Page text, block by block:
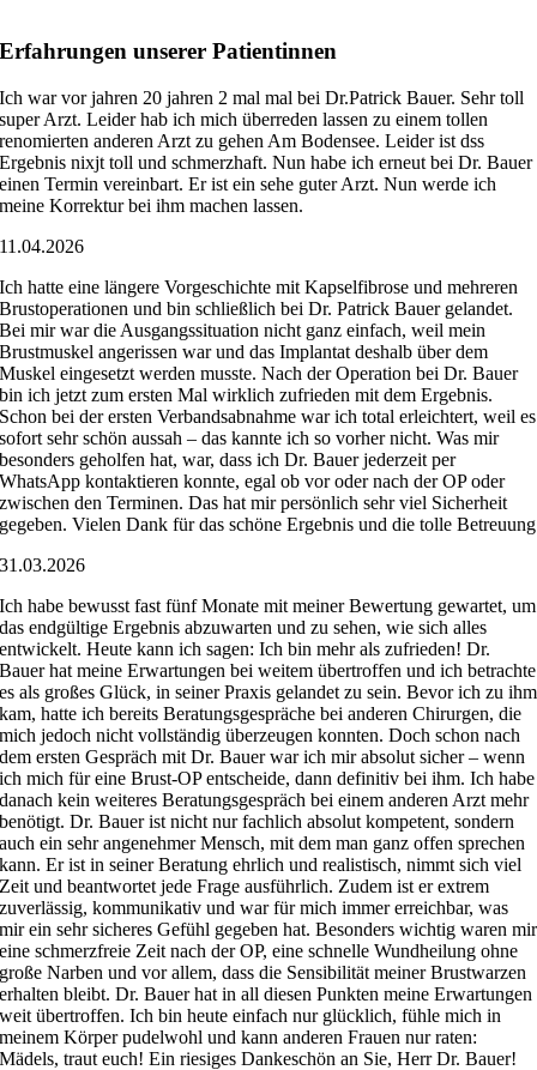
Erfahrungen unserer Patientinnen
Ich war vor jahren 20 jahren 2 mal mal bei Dr.Patrick Bauer. Sehr toll
super Arzt. Leider hab ich mich überreden lassen zu einem tollen
renomierten anderen Arzt zu gehen Am Bodensee. Leider ist dss
Ergebnis nixjt toll und schmerzhaft. Nun habe ich erneut bei Dr. Bauer
einen Termin vereinbart. Er ist ein sehe guter Arzt. Nun werde ich
meine Korrektur bei ihm machen lassen.
11.04.2026
Ich hatte eine längere Vorgeschichte mit Kapselfibrose und mehreren
Brustoperationen und bin schließlich bei Dr. Patrick Bauer gelandet.
Bei mir war die Ausgangssituation nicht ganz einfach, weil mein
Brustmuskel angerissen war und das Implantat deshalb über dem
Muskel eingesetzt werden musste. Nach der Operation bei Dr. Bauer
bin ich jetzt zum ersten Mal wirklich zufrieden mit dem Ergebnis.
Schon bei der ersten Verbandsabnahme war ich total erleichtert, weil es
sofort sehr schön aussah – das kannte ich so vorher nicht. Was mir
besonders geholfen hat, war, dass ich Dr. Bauer jederzeit per
WhatsApp kontaktieren konnte, egal ob vor oder nach der OP oder
zwischen den Terminen. Das hat mir persönlich sehr viel Sicherheit
gegeben. Vielen Dank für das schöne Ergebnis und die tolle Betreuung
31.03.2026
Ich habe bewusst fast fünf Monate mit meiner Bewertung gewartet, um
das endgültige Ergebnis abzuwarten und zu sehen, wie sich alles
entwickelt. Heute kann ich sagen: Ich bin mehr als zufrieden! Dr.
Bauer hat meine Erwartungen bei weitem übertroffen und ich betrachte
es als großes Glück, in seiner Praxis gelandet zu sein. Bevor ich zu ihm
kam, hatte ich bereits Beratungsgespräche bei anderen Chirurgen, die
mich jedoch nicht vollständig überzeugen konnten. Doch schon nach
dem ersten Gespräch mit Dr. Bauer war ich mir absolut sicher – wenn
ich mich für eine Brust-OP entscheide, dann definitiv bei ihm. Ich habe
danach kein weiteres Beratungsgespräch bei einem anderen Arzt mehr
benötigt. Dr. Bauer ist nicht nur fachlich absolut kompetent, sondern
auch ein sehr angenehmer Mensch, mit dem man ganz offen sprechen
kann. Er ist in seiner Beratung ehrlich und realistisch, nimmt sich viel
Zeit und beantwortet jede Frage ausführlich. Zudem ist er extrem
zuverlässig, kommunikativ und war für mich immer erreichbar, was
mir ein sehr sicheres Gefühl gegeben hat. Besonders wichtig waren mir
eine schmerzfreie Zeit nach der OP, eine schnelle Wundheilung ohne
große Narben und vor allem, dass die Sensibilität meiner Brustwarzen
erhalten bleibt. Dr. Bauer hat in all diesen Punkten meine Erwartungen
weit übertroffen. Ich bin heute einfach nur glücklich, fühle mich in
meinem Körper pudelwohl und kann anderen Frauen nur raten:
Mädels, traut euch! Ein riesiges Dankeschön an Sie, Herr Dr. Bauer!